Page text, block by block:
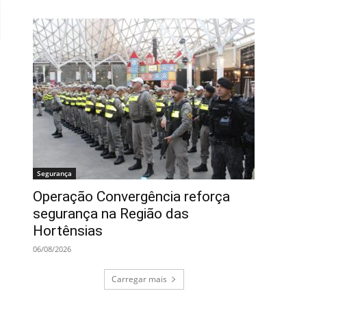
Segurança
Operação Convergência reforça
segurança na Região das
Hortênsias
06/08/2026
Carregar mais